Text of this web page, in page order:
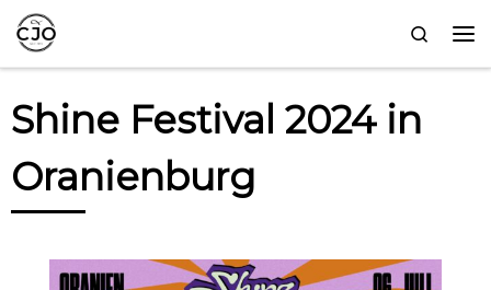
Zum Inhalt springen
Search
Shine Festival 2024 in
Oranienburg